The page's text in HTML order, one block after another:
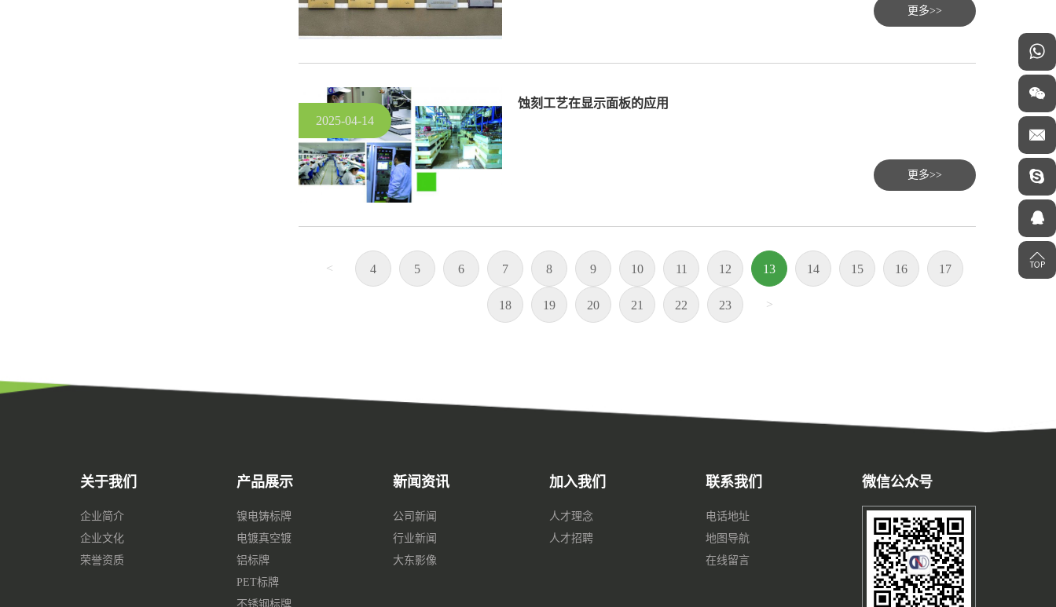
更多>>
2025-04-14
蚀刻工艺在显示面板的应用
更多>>
< 4 5 6 7 8 9 10 11 12 13 14 15 16 17
18 19 20 21 22 23 >
关于我们
企业简介
企业文化
荣誉资质
产品展示
镍电铸标牌
电镀真空镀
铝标牌
PET标牌
不锈钢标牌
新闻资讯
公司新闻
行业新闻
大东影像
加入我们
人才理念
人才招聘
联系我们
电话地址
地图导航
在线留言
微信公众号